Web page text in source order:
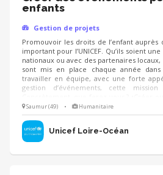
enfants
Gestion de projets
Promouvoir les droits de l’enfant auprès
important pour l’UNICEF. Qu’ils soient
nationaux ou avec des partenaires
sont mis en place chaque année
travailler en équipe, avec une forte
gestion d’événements, cette
autour du sport, de la culture… pour
l’enfant et collecter des fonds •Co-piloter
•Décliner les grands temps forts nationaux
Saumur (49) • Humanitaire
Unicef Loire-Océan